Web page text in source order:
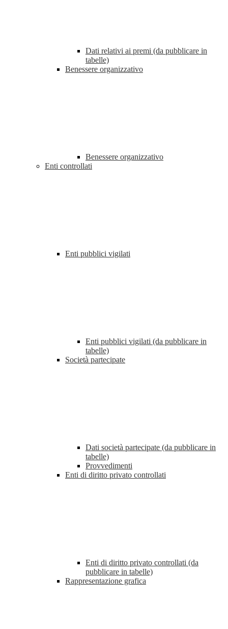
Dati relativi ai premi (da pubblicare in
tabelle)
Benessere organizzativo
Benessere organizzativo
Enti controllati
Enti pubblici vigilati
Enti pubblici vigilati (da pubblicare in
tabelle)
Società partecipate
Dati società partecipate (da pubblicare in
tabelle)
Provvedimenti
Enti di diritto privato controllati
Enti di diritto privato controllati (da
pubblicare in tabelle)
Rappresentazione grafica